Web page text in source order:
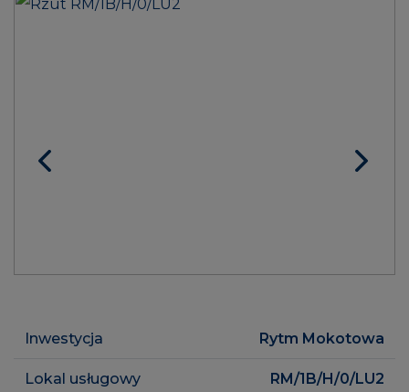
Inwestycja Rytm Mokotowa
Lokal usługowy RM/1B/H/0/LU2